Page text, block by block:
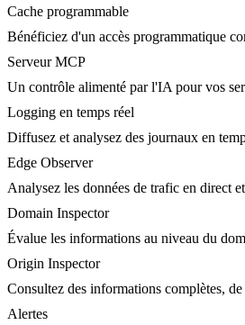
Cache programmable
Bénéficiez d'un accès programmatique
Serveur MCP
Un contrôle alimenté par l'IA pour vos
Logging en temps réel
Diffusez et analysez des journaux en
Edge Observer
Analysez les données de trafic en direct
Domain Inspector
Évalue les informations au niveau du
Origin Inspector
Consultez des informations complètes,
Alertes